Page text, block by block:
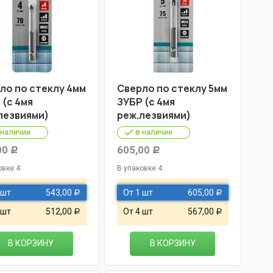
по стеклу 4мм
4мя
Р
4
543,00 Р
512,00 Р
В КОРЗИНУ
Сверло по стеклу 5мм
ЗУБР (с 4мя
реж.лезвиями)
в наличии
605,00 Р
В упаковке 4
От 1 шт 605,00 Р
От 4 шт 567,00 Р
В КОРЗИНУ